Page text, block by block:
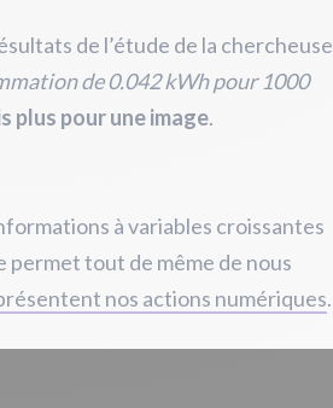
de l’étude de la chercheuse
de 0.042 kWh pour 1000
plus pour une image.
à variables croissantes
permet tout de même de nous
nos actions numériques.